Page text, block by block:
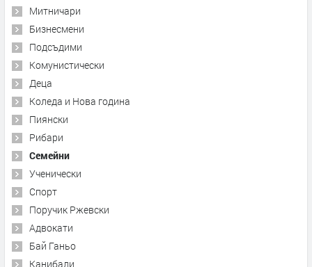
Митничари
Бизнесмени
Подсъдими
Комунистически
Деца
Коледа и Нова година
Пиянски
Рибари
Семейни
Ученически
Спорт
Поручик Ржевски
Адвокати
Бай Ганьо
Канибали